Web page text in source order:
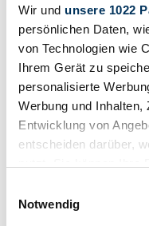
Wir und unsere 1022
persönlichen Daten,
von Technologien wie
Ihrem Gerät zu
personalisierte
Werbung und
Entwicklung von
entscheiden darüber,
Trigger Symbol ändern
Notwendig
1996 | Alfa Romeo